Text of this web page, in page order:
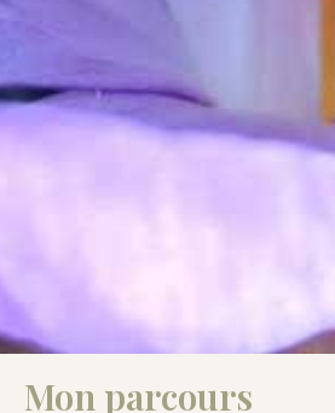
Mon parcours